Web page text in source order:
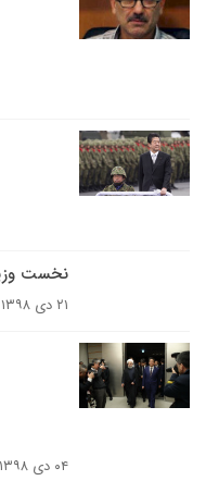
نخست
۲۱ دی ۱۳۹۸
۰۴ دی ۱۳۹۸